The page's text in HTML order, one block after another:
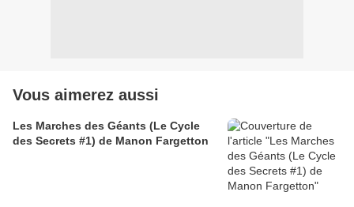
Vous aimerez aussi
Les Marches des Géants (Le Cycle
des Secrets #1) de Manon Fargetton